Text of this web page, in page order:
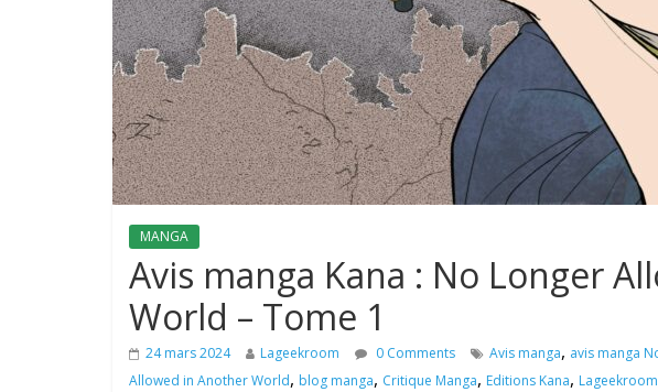
MANGA
Avis manga Kana : No Longer
World – Tome 1
24 mars 2024 Lageekroom 0 Comments Avis manga, avis manga
Allowed in Another World, blog manga, Critique Manga, Editions Kana, Lageekroom